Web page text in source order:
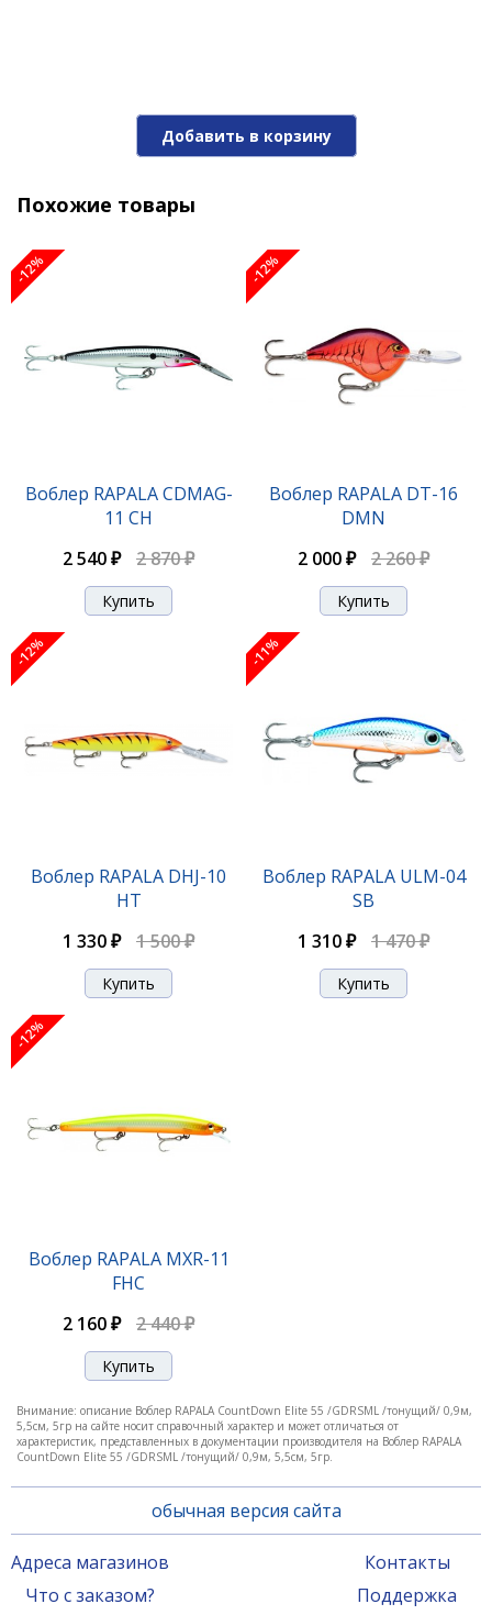
-12%
Добавить в корзину
Похожие товары
-12%
Воблер RAPALA CDMAG-
11 CH
2 540 ₽
2 870 ₽
-12%
Воблер RAPALA DT-16
DMN
2 000 ₽
2 260 ₽
-12%
Воблер RAPALA DHJ-10
HT
1 330 ₽
1 500 ₽
-11%
Воблер RAPALA ULM-04
SB
1 310 ₽
1 470 ₽
-12%
Воблер RAPALA MXR-11
FHC
2 160 ₽
2 440 ₽
Внимание: описание Воблер RAPALA CountDown Elite 55 /GDRSML /тонущий/ 0,9м,
5,5см, 5гр на сайте носит справочный характер и может отличаться от
характеристик, представленных в документации производителя на Воблер RAPALA
CountDown Elite 55 /GDRSML /тонущий/ 0,9м, 5,5см, 5гр.
обычная версия сайта
Адреса магазинов
Что с заказом?
Контакты
Поддержка